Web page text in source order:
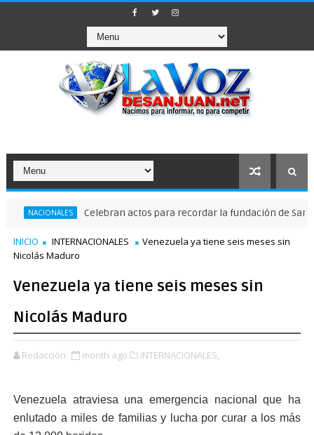
Celebran actos para recordar la fundación de Santo Domingo
INICIO INTERNACIONALES
Venezuela ya tiene seis meses sin
Nicolás Maduro
Venezuela ya tiene seis meses sin
Nicolás Maduro
Redacción month ago INTERNACIONALES,
Venezuela atraviesa una emergencia nacional que ha
enlutado a miles de familias y lucha por curar a los más